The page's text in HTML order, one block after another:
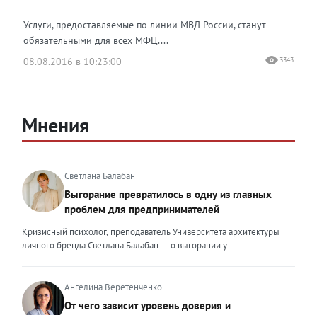
Услуги, предоставляемые по линии МВД России, станут
обязательными для всех МФЦ....
08.08.2016 в 10:23:00
3343
Мнения
Светлана Балабан
Выгорание превратилось в одну из главных
проблем для предпринимателей
Кризисный психолог, преподаватель Университета архитектуры
личного бренда Светлана Балабан — о выгорании у
проблемой, однако выгорание у предпринимателей заметно
отличается от выгорания у наёмных сотрудников. Наёмный
сотрудник может уйти на больничный или в отпуск, пожаловаться
Ангелина Веретенченко
От чего зависит уровень доверия и